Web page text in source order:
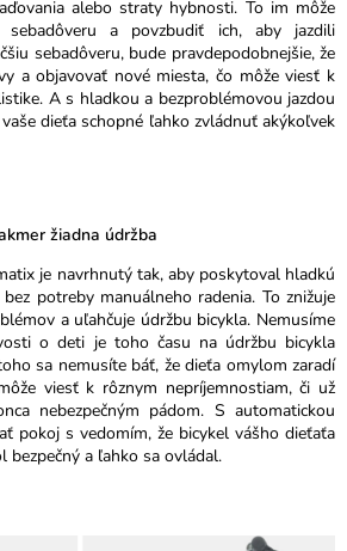
alebo straty hybnosti. To im môže
a povzbudiť ich, aby jazdili
sebadôveru, bude pravdepodobnejšie, že
a objavovať nové miesta, čo môže viesť k
A s hladkou a bezproblémovou jazdou
dieťa schopné ľahko zvládnuť akýkoľvek
žiadna údržba
je navrhnutý tak, aby poskytoval hladkú
potreby manuálneho radenia. To znižuje
a uľahčuje údržbu bicykla. Nemusíme
o deti je toho času na údržbu bicykla
sa nemusíte báť, že dieťa omylom zaradí
viesť k rôznym nepríjemnostiam, či už
nebezpečným pádom. S automatickou
pokoj s vedomím, že bicykel vášho dieťaťa
bezpečný a ľahko sa ovládal.